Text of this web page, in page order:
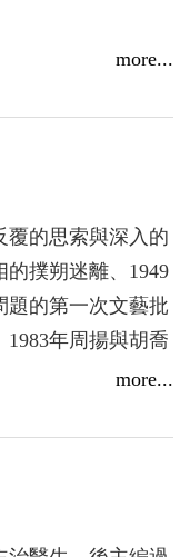
，我才知道他的
看也算得一種優
由，循著我自己
題，尊重事實，追
是否合乎規格，也
核心刊物」發表，
適履」，更不至於
真細緻的考證功
以從醫的精神和
more...
覆的思索與深入的
的撲朔迷離、1949
題的第一次文藝批
年周揚與胡喬
果等，諸多眾說
較大的影響。此外
維，敢於突破舊
，並經受了論戰的
more...